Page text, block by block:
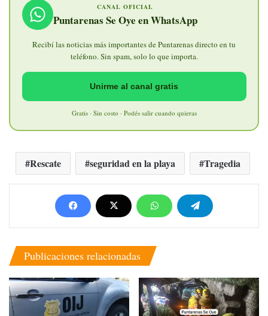
CANAL OFICIAL
Puntarenas Se Oye en WhatsApp
Recibí las noticias más importantes de Puntarenas directo en tu
teléfono. Sin spam, solo lo que importa.
Unirme al canal gratis
Gratis · Sin costo · Podés salir cuando quieras
Rescate seguridad en la playa Tragedia
Publicaciones relacionadas